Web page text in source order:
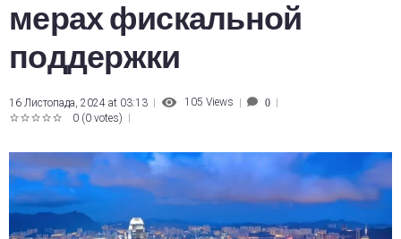
мерах фискальной
поддержки
16 Листопада, 2024 at 03:13 105 Views 0
0 (0 votes)